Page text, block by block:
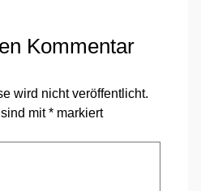
Kommentar
wird nicht veröffentlicht.
sind mit* markiert